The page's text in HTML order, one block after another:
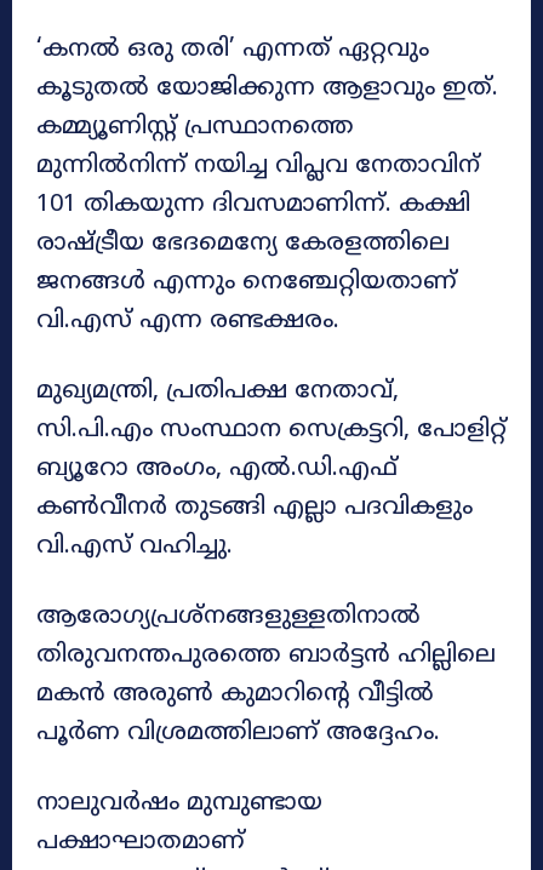
‘കനൽ ഒരു തരി’ എന്നത് ഏറ്റവും
കൂടുതൽ യോജിക്കുന്ന ആളാവും ഇത്.
കമ്മ്യൂണിസ്റ്റ് പ്രസ്ഥാനത്തെ
മുന്നിൽനിന്ന് നയിച്ച വിപ്ലവ നേതാവിന്
101 തികയുന്ന ദിവസമാണിന്ന്. കക്ഷി
രാഷ്ട്രീയ ഭേദ​മെന്യേ കേരളത്തിലെ
ജനങ്ങൾ എന്നും നെഞ്ചേറ്റിയതാണ്
വി.എസ് എന്ന രണ്ടക്ഷരം.
മുഖ്യമന്ത്രി, പ്രതിപക്ഷ നേതാവ്,
സി.പി.എം സംസ്ഥാന സെ​ക്രട്ടറി, പോളിറ്റ്
ബ്യൂറോ അംഗം, എൽ.ഡി.എഫ്
കൺവീനർ തുടങ്ങി എല്ലാ പദവികളും
വി.എസ് വഹിച്ചു.
ആരോഗ്യപ്രശ്നങ്ങളുള്ളതിനാൽ
തിരുവനന്തപുരത്തെ ബാർട്ടൻ ഹില്ലിലെ
മകന്‍ അരുൺ കുമാറിന്റെ വീട്ടിൽ
പൂർണ വിശ്രമത്തിലാണ് അദ്ദേഹം.
നാലു​വർഷം മുമ്പുണ്ടായ
പക്ഷാഘാതമാണ്